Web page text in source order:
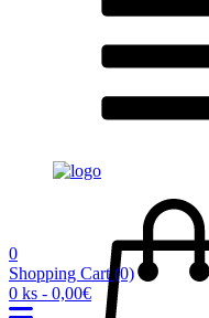
0
Shopping Cart (0)
0 ks - 0,00€